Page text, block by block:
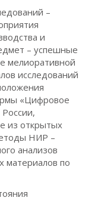
–
и
– успешные
мелиоративной
исследований
«Цифровое
из открытых
НИР –
анализов
материалов по